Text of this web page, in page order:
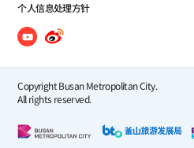
个人信息处理方针
Copyright Busan Metropolitan City.
All rights reserved.